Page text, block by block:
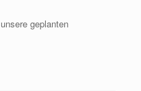
geplanten